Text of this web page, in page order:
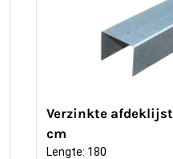
Verzinkte
cm
Lengte: 180